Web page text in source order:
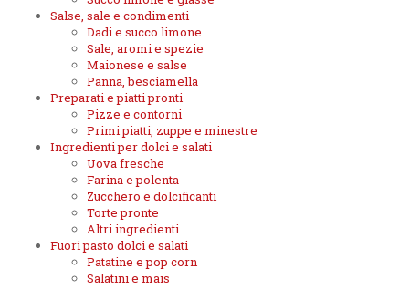
Salse, sale e condimenti
Dadi e succo limone
Sale, aromi e spezie
Maionese e salse
Panna, besciamella
Preparati e piatti pronti
Pizze e contorni
Primi piatti, zuppe e minestre
Ingredienti per dolci e salati
Uova fresche
Farina e polenta
Zucchero e dolcificanti
Torte pronte
Altri ingredienti
Fuori pasto dolci e salati
Patatine e pop corn
Salatini e mais